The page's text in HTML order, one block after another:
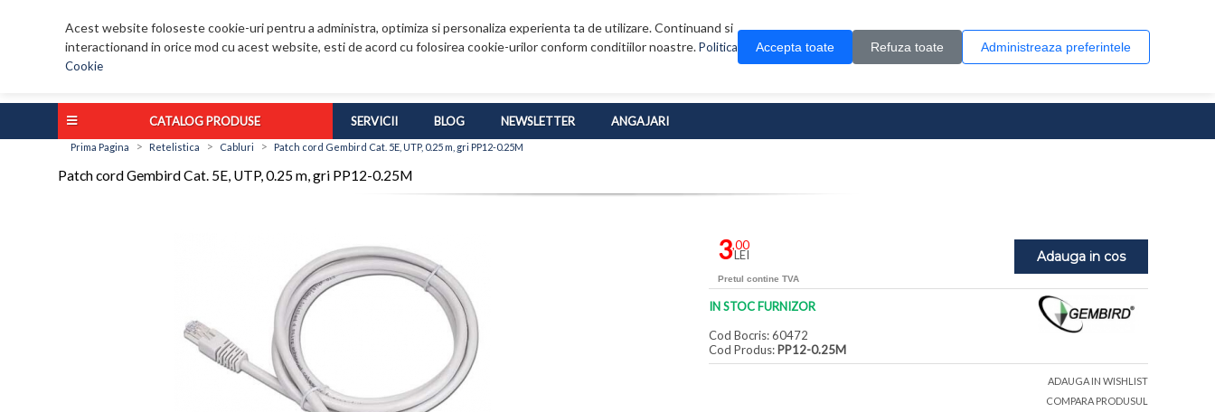
Acest website foloseste cookie-uri pentru a administra, optimiza si personaliza experienta ta de utilizare. Continuand si
interactionand in orice mod cu acest website, esti de acord cu folosirea cookie-urilor conform conditiilor noastre.Politica
Cookie
Accepta toate Refuza toate Administreaza preferintele
0 produs(e)
CATALOG PRODUSE SERVICII BLOG NEWSLETTER ANGAJARI
Prima Pagina > Retelistica > Cabluri > Patch cord Gembird Cat. 5E, UTP, 0.25 m, gri PP12-0.25M
Patch cord Gembird Cat. 5E, UTP, 0.25 m, gri PP12-0.25M
Adauga in cos
3,00
LEI
Pretul contine TVA
IN STOC FURNIZOR
Cod Bocris: 60472
Cod Produs: PP12-0.25M
ADAUGA IN WISHLIST
COMPARA PRODUSUL